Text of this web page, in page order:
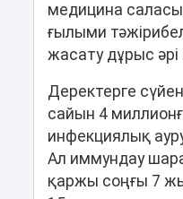
медицина
ғылыми
жасату дұрыс
Деректерге
сайын 4
инфекциялық
Ал иммундау
қаржы соңғы 7